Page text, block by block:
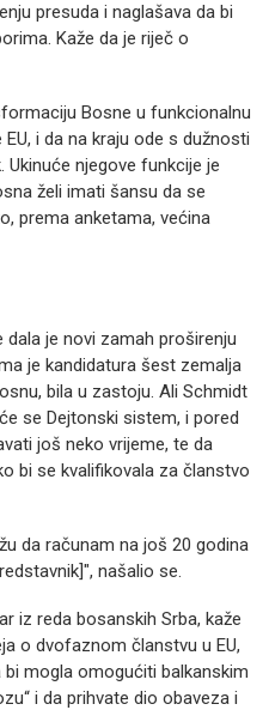
presuda i naglašava da bi
Kaže da je riječ o
Bosne u funkcionalnu
i da na kraju ode s dužnosti
njegove funkcije je
želi imati šansu da se
prema anketama, većina
dala je novi zamah proširenju
je kandidatura šest zemalja
bila u zastoju. Ali Schmidt
se Dejtonski sistem, i pored
još neko vrijeme, te da
bi se kvalifikovala za članstvo
da računam na još 20 godina
našalio se.
iz reda bosanskih Srba, kaže
o dvofaznom članstvu u EU,
mogla omogućiti balkanskim
i da prihvate dio obaveza i